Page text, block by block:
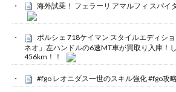
海外試乗！ フェラーリ アマルフィ スパイ
ポルシェ 718ケイマン スタイルエディシ
ネオ」左ハンドルの6速MT車が買取り入庫！
456km！！
#fgo レオニダス一世のスキル強化 #fgo攻